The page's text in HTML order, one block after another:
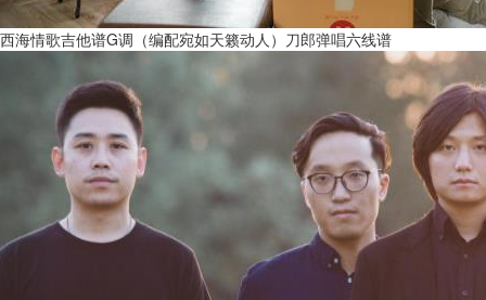
西海情歌吉他谱G调（编配宛如天籁动人）刀郎弹唱六线谱